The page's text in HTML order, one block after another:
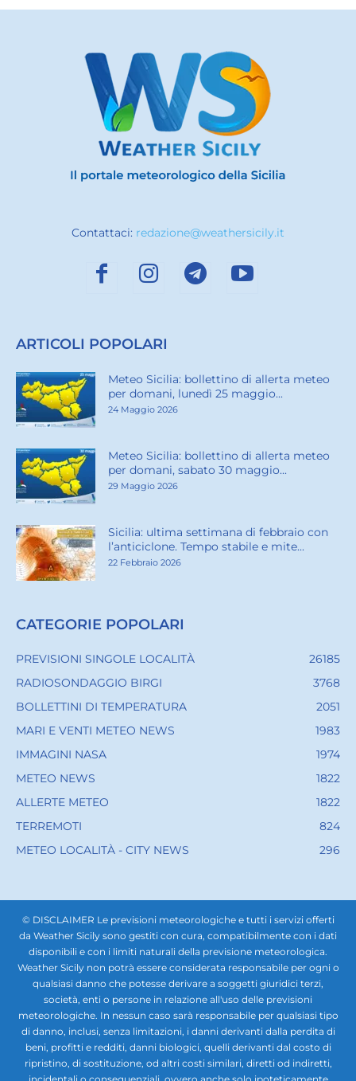
Contattaci: redazione@weathersicily.it
ARTICOLI POPOLARI
Meteo Sicilia: bollettino di allerta meteo
per domani, lunedì 25 maggio...
24 Maggio 2026
Meteo Sicilia: bollettino di allerta meteo
per domani, sabato 30 maggio...
29 Maggio 2026
Sicilia: ultima settimana di febbraio con
l’anticiclone. Tempo stabile e mite...
22 Febbraio 2026
CATEGORIE POPOLARI
PREVISIONI SINGOLE LOCALITÀ
26185
RADIOSONDAGGIO BIRGI
3768
BOLLETTINI DI TEMPERATURA
2051
MARI E VENTI METEO NEWS
1983
IMMAGINI NASA
1974
METEO NEWS
1822
ALLERTE METEO
1822
TERREMOTI
824
METEO LOCALITÀ - CITY NEWS
296
© DISCLAIMER Le previsioni meteorologiche e tutti i servizi offerti
da Weather Sicily sono gestiti con cura, compatibilmente con i dati
disponibili e con i limiti naturali della previsione meteorologica.
Weather Sicily non potrà essere considerata responsabile per ogni o
qualsiasi danno che potesse derivare a soggetti giuridici terzi,
società, enti o persone in relazione all'uso delle previsioni
meteorologiche. In nessun caso sarà responsabile per qualsiasi tipo
di danno, inclusi, senza limitazioni, i danni derivanti dalla perdita di
beni, profitti e redditi, danni biologici, quelli derivanti dal costo di
ripristino, di sostituzione, od altri costi similari, diretti od indiretti,